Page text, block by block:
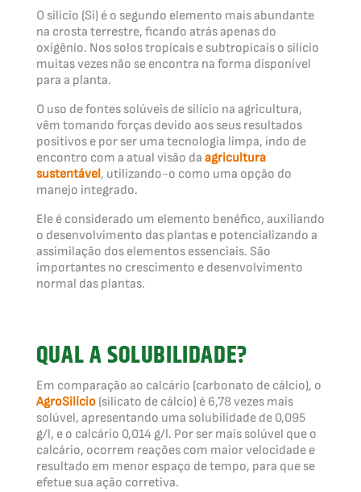
O silício (Si) é o segundo elemento mais abundante
na crosta terrestre, ficando atrás apenas do
oxigênio. Nos solos tropicais e subtropicais o silício
muitas vezes não se encontra na forma disponível
para a planta.
O uso de fontes solúveis de silício na agricultura,
vêm tomando forças devido aos seus resultados
positivos e por ser uma tecnologia limpa, indo de
encontro com a atual visão da agricultura
sustentável, utilizando-o como uma opção do
manejo integrado.
Ele é considerado um elemento benéfico, auxiliando
o desenvolvimento das plantas e potencializando a
assimilação dos elementos essenciais. São
importantes no crescimento e desenvolvimento
normal das plantas.
QUAL A SOLUBILIDADE?
Em comparação ao calcário (carbonato de cálcio), o
AgroSilício (silicato de cálcio) é 6,78 vezes mais
solúvel, apresentando uma solubilidade de 0,095
g/l, e o calcário 0,014 g/l. Por ser mais solúvel que o
calcário, ocorrem reações com maior velocidade e
resultado em menor espaço de tempo, para que se
efetue sua ação corretiva.